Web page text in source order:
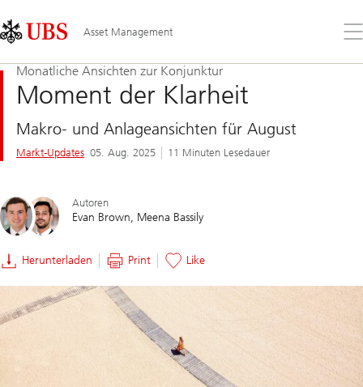
Links
Area
Asset Management
Sie
Monatliche Ansichten zur Konjunktur
Moment der Klarheit
Makro- und Anlageansichten für August
Markt-Updates 05. Aug. 2025 11 Minuten Lesedauer
Autoren
Evan Brown Meena Bassily
Herunterladen Print Like